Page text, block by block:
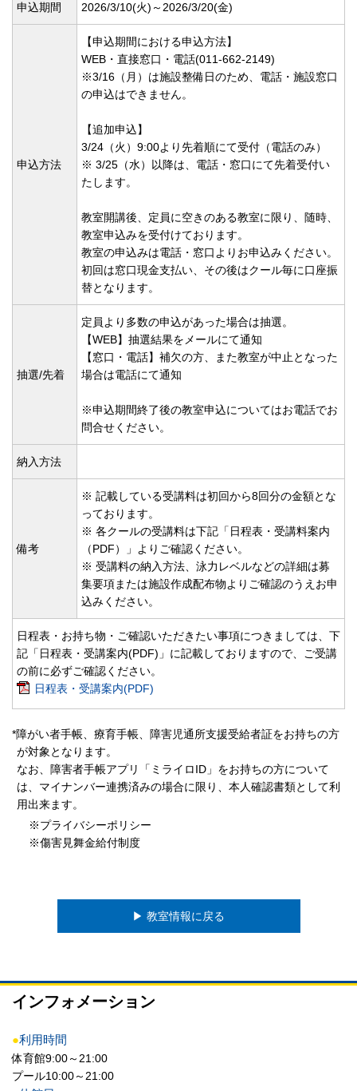
申込期間 2026/3/10(火)～2026/3/20(金)
申込方法
【申込期間における申込方法】
WEB・直接窓口・電話(011-662-2149)
※3/16（月）は施設整備日のため、電話・施設窓口
の申込はできません。
【追加申込】
3/24（火）9:00より先着順にて受付（電話のみ）
※ 3/25（水）以降は、電話・窓口にて先着受付い
たします。
教室開講後、定員に空きのある教室に限り、随時、
教室申込みを受付けております。
教室の申込みは電話・窓口よりお申込みください。
初回は窓口現金支払い、その後はクール毎に口座振
替となります。
抽選/先着
定員より多数の申込があった場合は抽選。
【WEB】抽選結果をメールにて通知
【窓口・電話】補欠の方、また教室が中止となった
場合は電話にて通知
※申込期間終了後の教室申込についてはお電話でお
問合せください。
納入方法
備考
※ 記載している受講料は初回から8回分の金額とな
っております。
※ 各クールの受講料は下記「日程表・受講料案内
（PDF）」よりご確認ください。
※ 受講料の納入方法、泳力レベルなどの詳細は募
集要項または施設作成配布物よりご確認のうえお申
込みください。
日程表・お持ち物・ご確認いただきたい事項につきましては、下
記「日程表・受講案内(PDF)」に記載しておりますので、ご受講
の前に必ずご確認ください。
日程表・受講案内(PDF)
*障がい者手帳、療育手帳、障害児通所支援受給者証をお持ちの方
が対象となります。
なお、障害者手帳アプリ「ミライロID」をお持ちの方について
は、マイナンバー連携済みの場合に限り、本人確認書類として利
用出来ます。
※プライバシーポリシー
※傷害見舞金給付制度
▶︎ 教室情報に戻る
インフォメーション
●利用時間
体育館9:00～21:00
プール10:00～21:00